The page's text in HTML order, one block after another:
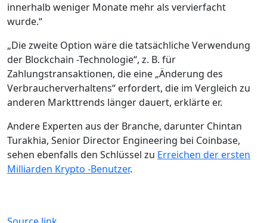
innerhalb weniger Monate mehr als vervierfacht
wurde.“
„Die zweite Option wäre die tatsächliche Verwendung
der Blockchain -Technologie“, z. B. für
Zahlungstransaktionen, die eine „Änderung des
Verbraucherverhaltens“ erfordert, die im Vergleich zu
anderen Markttrends länger dauert, erklärte er.
Andere Experten aus der Branche, darunter Chintan
Turakhia, Senior Director Engineering bei Coinbase,
sehen ebenfalls den Schlüssel zu Erreichen der ersten
Milliarden Krypto -Benutzer.